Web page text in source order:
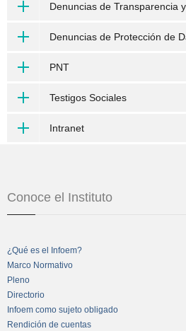
Denuncias de Transparencia
Denuncias de Protección de
PNT
Testigos Sociales
Intranet
Conoce el Instituto
¿Qué es el Infoem?
Marco Normativo
Pleno
Directorio
Infoem como sujeto obligado
Rendición de cuentas